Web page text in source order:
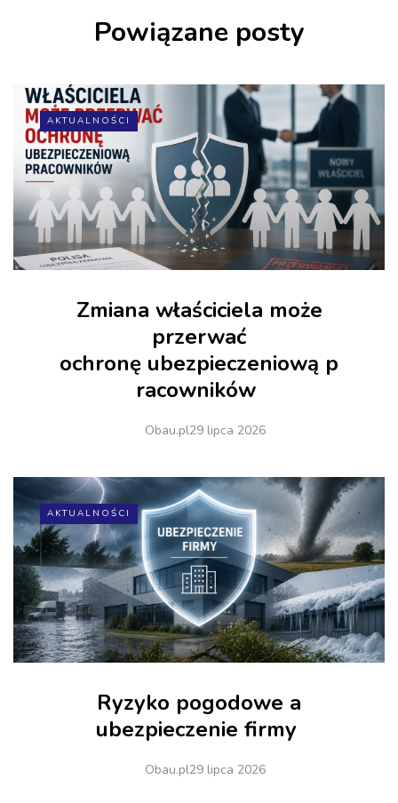
Powiązane posty
AKTUALNOŚCI
Zmiana właściciela może
przerwać
ochronę ubezpieczeniową p
racowników
Obau.pl29 lipca 2026
AKTUALNOŚCI
Ryzyko pogodowe a
ubezpieczenie firmy
Obau.pl29 lipca 2026